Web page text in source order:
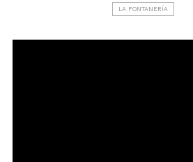
LA FONTANERÍA